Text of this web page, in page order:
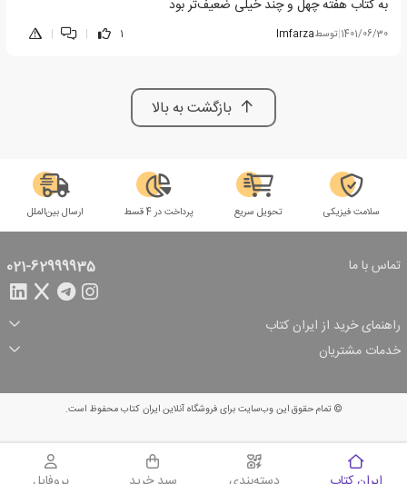
به کتاب هفته چهل و چند خیلی ضعیف‌تر بود
1401/06/30
|توسطImfarza
1
|
|
بازگشت به بالا
سلامت فیزیکی تحویل سریع پرداخت در 4 قسط ارسال بین‌الملل
تماس با ما 021-62999935
راهنمای خرید از ایران کتاب
ثبت سفارش
شرایط ارسال سفارش
شیوه پرداخت
تخفیف‌های خرید
خدمات مشتریان
© تمام حقوق این وب‌سایت برای فروشگاه آنلاین ایران کتاب محفوظ است.
سبد خرید